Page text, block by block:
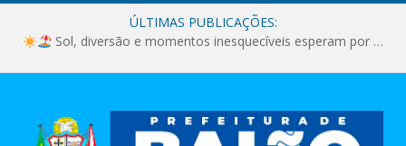
ÚLTIMAS PUBLICAÇÕES:
Sol, diversão e momentos inesquecíveis esperam por você!